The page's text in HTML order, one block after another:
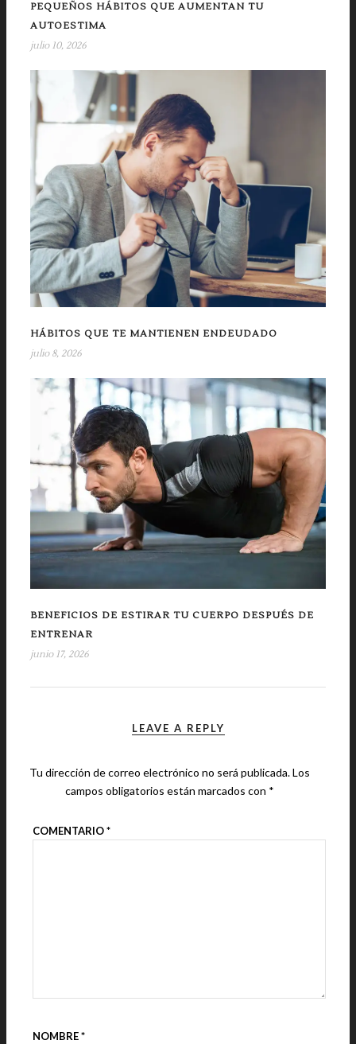
PEQUEÑOS HÁBITOS QUE AUMENTAN TU
AUTOESTIMA
julio 10, 2026
HÁBITOS QUE TE MANTIENEN ENDEUDADO
julio 8, 2026
BENEFICIOS DE ESTIRAR TU CUERPO DESPUÉS DE
ENTRENAR
junio 17, 2026
LEAVE A REPLY
Tu dirección de correo electrónico no será publicada.Los
campos obligatorios están marcados con *
COMENTARIO*
NOMBRE*